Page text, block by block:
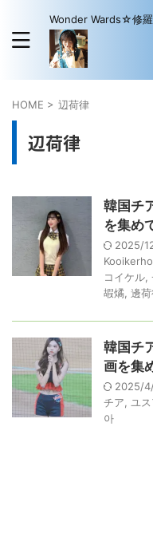
Wonder Wards☆修羅
HOME > 辺荷律
辺荷律
韓国チ
を集め
2025/
コイケル
嘏燏 邊
韓国チ
画を集
2025/
チア
ユ
아